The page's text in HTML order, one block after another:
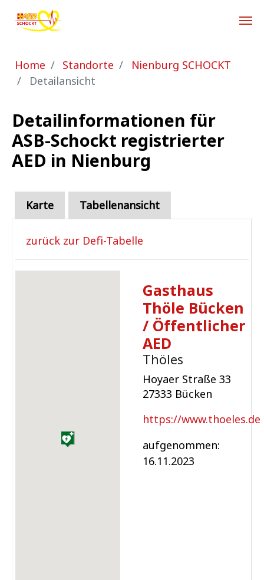
Zum Hauptinhalt springen
Sie sind hier:
Home Standorte
Nienburg SCHOCKT
Detailansicht
Detailinformationen für
ASB-Schockt registrierter
AED in Nienburg
Karte Tabellenansicht
zurück zur Defi-Tabelle
Gasthaus
Thöle Bücken
/ Öffentlicher
AED
Thöles
Hoyaer Straße 33
27333 Bücken
https://www.thoeles.de
aufgenommen:
16.11.2023